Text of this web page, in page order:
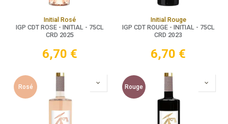
Initial Rosé
IGP CDT ROSE - INITIAL - 75CL
CRD 2025
6,70 €
Initial Rouge
IGP CDT ROUGE - INITIAL - 75CL
CRD 2023
6,70 €
Rosé Rouge